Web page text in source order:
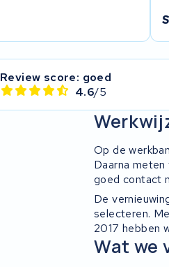
Review score: goed
4.6/5
Op de
Daarna
goed contact
De
selecteren.
2017 hebben
Wat we